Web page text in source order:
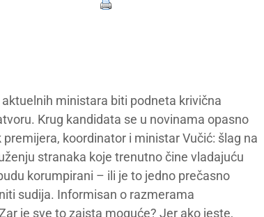
ministara biti podneta krivična
Krug kandidata se u novinama opasno
koordinator i ministar Vučić: šlag na
stranaka koje trenutno čine vladajuću
korumpirani – ili je to jedno prečasno
sudija. Informisan o razmerama
je sve to zaista moguće? Jer ako jeste,